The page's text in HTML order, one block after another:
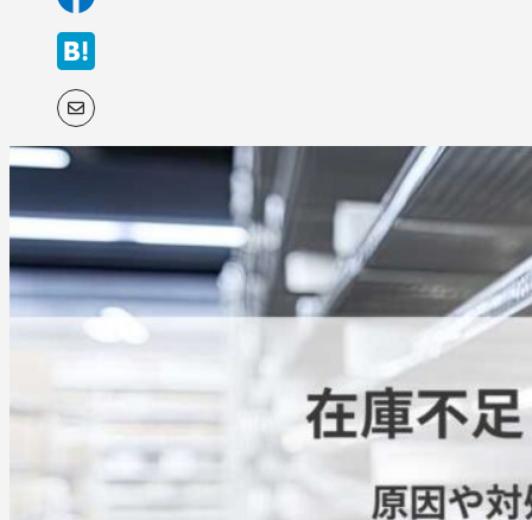
す
SaaS情報メディア byBOXIL